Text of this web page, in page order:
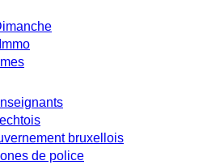
bruxellois
de police